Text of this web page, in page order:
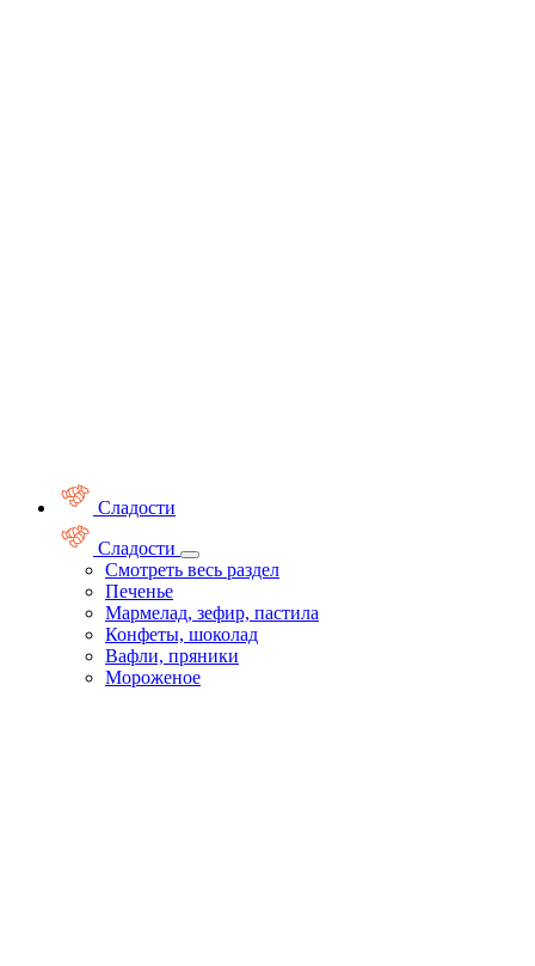
Сладости
Сладости
Смотреть весь раздел
Печенье
Мармелад, зефир, пастила
Конфеты, шоколад
Вафли, пряники
Мороженое